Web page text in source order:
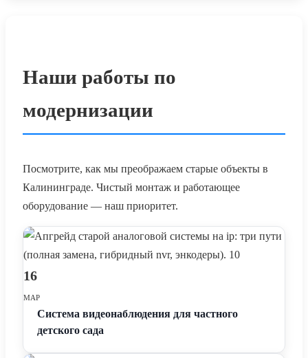
Наши работы по
модернизации
Посмотрите, как мы преображаем старые объекты в
Калининграде. Чистый монтаж и работающее
оборудование — наш приоритет.
16
МАР
Система видеонаблюдения для частного
детского сада